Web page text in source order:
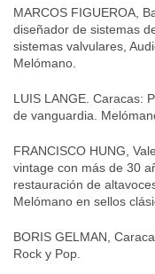
MARCOS FIGUEROA,
diseñador de sistemas
sistemas valvulares,
Melómano.
LUIS LANGE. Caracas:
de vanguardia.
FRANCISCO HUNG,
vintage con más de 30
restauración de
Melómano en sellos
BORIS GELMAN,
Rock y Pop.